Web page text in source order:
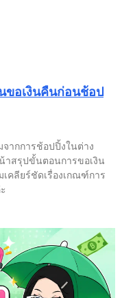
ขอเงินคืนก่อนช้อป
ากการช้อปปิ้งในต่าง
าสรุปขั้นตอนการขอเงิน
คลียร์ชัดเรื่องเกณฑ์การ